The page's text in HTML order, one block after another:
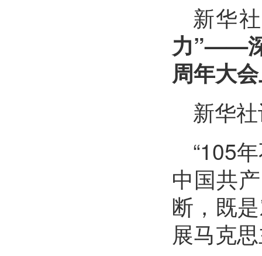
新华
力”——
周年大
新华
“105
中国共
断，既
展马克